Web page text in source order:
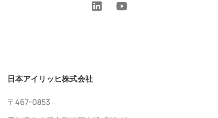
日本アイリッヒ株式会社
〒467-0853